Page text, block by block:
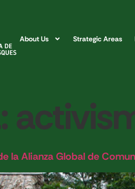
About Us Strategic Areas
la Alianza Global de